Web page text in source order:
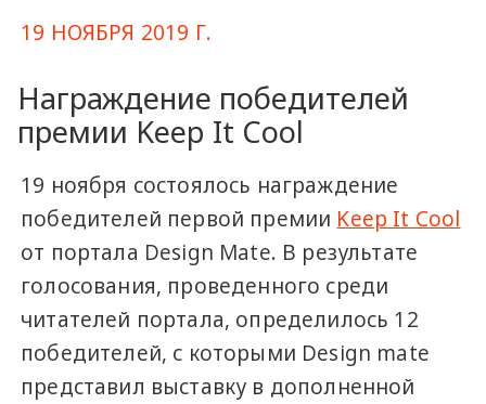
19 НОЯБРЯ 2019 Г.
Награждение победителей
премии Keep It Cool
19 ноября состоялось награждение
победителей первой премии Keep It Cool
от портала Design Mate. В результате
голосования, проведенного среди
читателей портала, определилось 12
победителей, с которыми Design mate
представил выставку в дополненной